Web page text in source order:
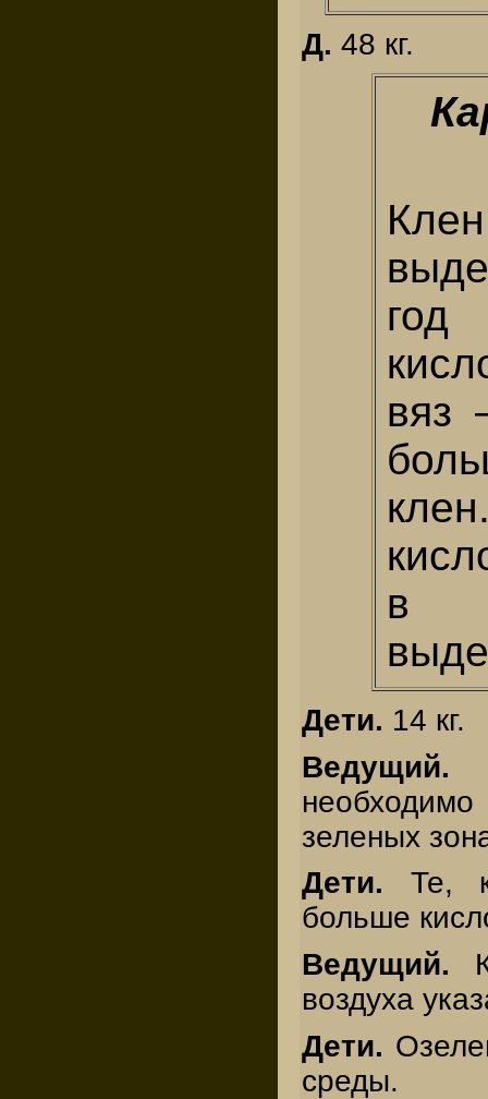
Д. 48 кг.
Клен
вяз
в
Дети. 14 кг.
Ведущий.
зеленых
Дети. Те,
больше
Ведущий.
воздуха
Дети.
среды.